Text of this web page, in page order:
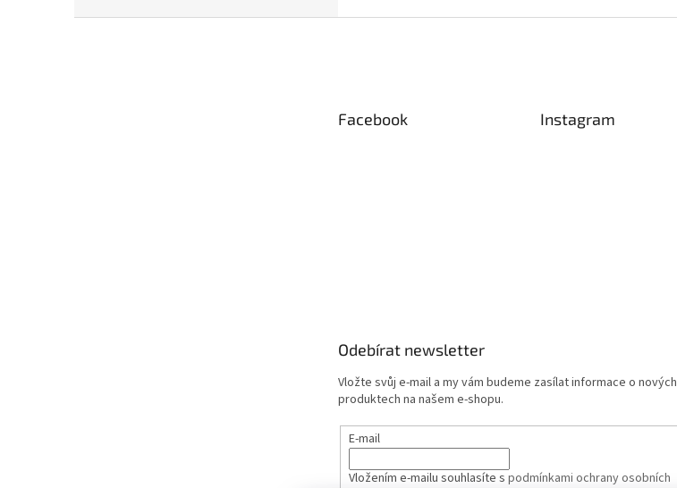
Facebook Instagram
Odebírat newsletter
Vložte svůj e-mail a my vám budeme zasílat informace o nových
produktech na našem e-shopu.
E-mail
Vložením e-mailu souhlasíte s podmínkami ochrany osobních